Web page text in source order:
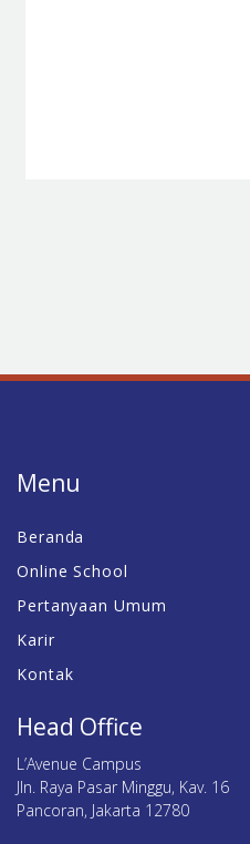
Menu
Beranda
Online School
Pertanyaan Umum
Karir
Kontak
Head Office
L’Avenue Campus
Jln. Raya Pasar Minggu, Kav. 16
Pancoran, Jakarta 12780